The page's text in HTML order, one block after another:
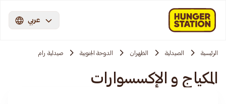
عربي
الرئيسية الصيدلية الظهران الدوحة الجنوبية صيدلية رام
المكياج و الإكسسوارات